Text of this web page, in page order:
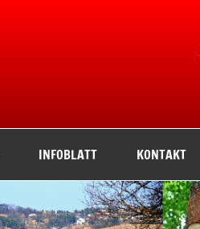
INFOBLATT KONTAKT